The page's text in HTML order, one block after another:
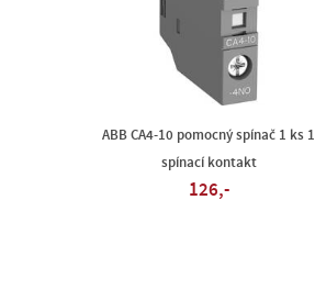
ABB CA4-10 pomocný spínač 1 ks 1
spínací kontakt
126,-